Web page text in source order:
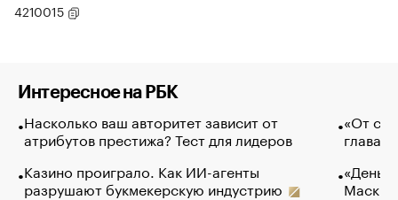
4210015
Интересное на РБК
Насколько ваш авторитет зависит от
атрибутов престижа? Тест для лидеров
Казино проиграло. Как ИИ-агенты
разрушают букмекерскую индустрию
«От
глава
Маск в